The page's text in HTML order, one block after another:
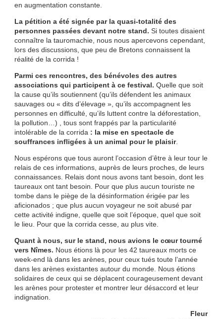
en augmentation constante.
La pétition a été signée par la quasi-totalité des
personnes passées devant notre stand. Si toutes disaient
connaître la tauromachie, nous nous apercevons cependant,
lors des discussions, que peu de Bretons connaissent la
réalité de la corrida !
Parmi ces rencontres, des bénévoles des autres
associations qui participent à ce festival. Quelle que soit
la cause qu’ils soutiennent (qu’ils défendent les animaux
sauvages ou « dits d’élevage », qu’ils accompagnent les
personnes en difficulté, qu’ils luttent contre la déforestation,
la pollution…) , tous sont frappés par la particularité
intolérable de la corrida : la mise en spectacle de
souffrances infligées à un animal pour le plaisir.
Nous espérons que tous auront l’occasion d’être à leur tour le
relais de ces informations, auprès de leurs proches, de leurs
connaissances. Relais dont nous avons tant besoin, dont les
taureaux ont tant besoin. Pour que plus aucun touriste ne
tombe dans le piège de la désinformation érigée par les
aficionados ; que plus aucun voyageur ne soit abusé par
cette activité indigne, quelle que soit l’époque, quel que soit
le lieu. Pour que la corrida cesse, au plus vite.
Quant à nous, sur le stand, nous avions le cœur tourné
vers Nîmes. Nous étions là pour les 42 taureaux morts ce
week-end là dans les arènes, pour ceux tués toute l’année
dans les arènes existantes autour du monde. Nous étions
solidaires de ceux qui se déplacent courageusement devant
les arènes pour protester et montrer leur désaccord et leur
indignation.
Fleur